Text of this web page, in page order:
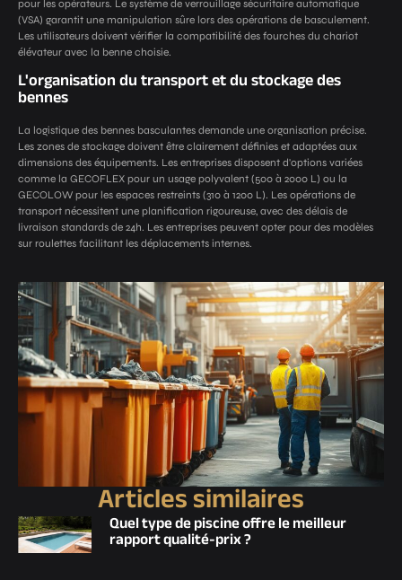
pour les opérateurs. Le système de verrouillage sécuritaire automatique
(VSA) garantit une manipulation sûre lors des opérations de basculement.
Les utilisateurs doivent vérifier la compatibilité des fourches du chariot
élévateur avec la benne choisie.
L'organisation du transport et du stockage des
bennes
La logistique des bennes basculantes demande une organisation précise.
Les zones de stockage doivent être clairement définies et adaptées aux
dimensions des équipements. Les entreprises disposent d'options variées
comme la GECOFLEX pour un usage polyvalent (500 à 2000 L) ou la
GECOLOW pour les espaces restreints (310 à 1200 L). Les opérations de
transport nécessitent une planification rigoureuse, avec des délais de
livraison standards de 24h. Les entreprises peuvent opter pour des modèles
sur roulettes facilitant les déplacements internes.
Articles similaires
Quel type de piscine offre le meilleur
rapport qualité-prix ?